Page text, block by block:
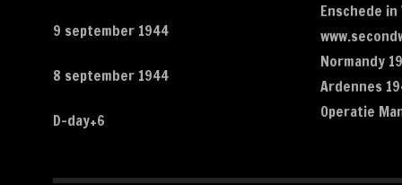
9 september 1944
8 september 1944
D-day+6
Enschede in
Normandy
Ardennes
Operatie